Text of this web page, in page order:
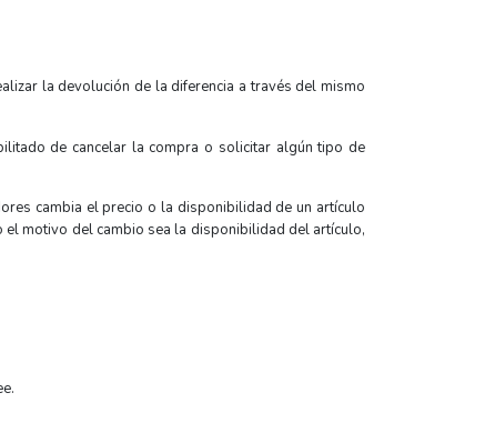
la devolución de la diferencia a través del mismo
de cancelar la compra o solicitar algún tipo de
cambia el precio o la disponibilidad de un artículo
motivo del cambio sea la disponibilidad del artículo,